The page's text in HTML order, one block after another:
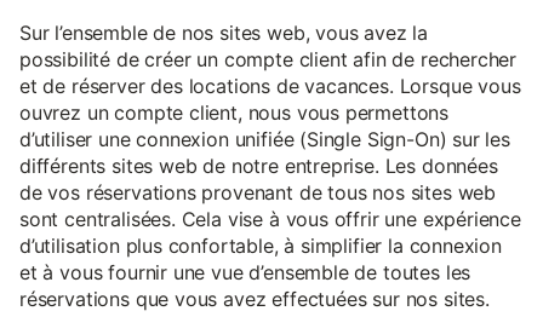
Sur l’ensemble de nos sites web, vous avez la
possibilité de créer un compte client afin de rechercher
et de réserver des locations de vacances. Lorsque vous
ouvrez un compte client, nous vous permettons
d’utiliser une connexion unifiée (Single Sign-On) sur les
différents sites web de notre entreprise. Les données
de vos réservations provenant de tous nos sites web
sont centralisées. Cela vise à vous offrir une expérience
d’utilisation plus confortable, à simplifier la connexion
et à vous fournir une vue d’ensemble de toutes les
réservations que vous avez effectuées sur nos sites.